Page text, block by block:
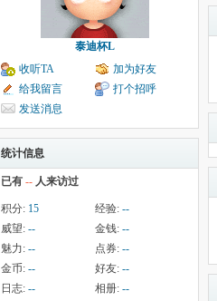
泰迪杯L
收听TA
加为好友
给我留言
打个招呼
发送消息
统计信息
已有 -- 人来访过
积分: 15 经验: --
威望: -- 金钱: --
魅力: -- 点券: --
金币: -- 好友: --
日志: -- 相册: --